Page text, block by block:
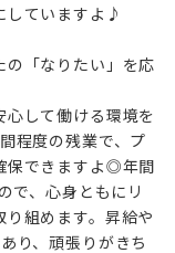
していますよ♪
の「なりたい」を応
心して働ける環境を
程度の残業で、プ
保できますよ◎年間
で、心身ともにリ
り組めます。昇給や
り、頑張りがきち